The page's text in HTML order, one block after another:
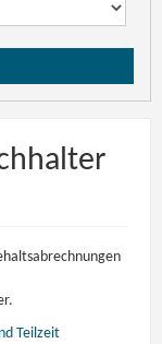
Teilzeit